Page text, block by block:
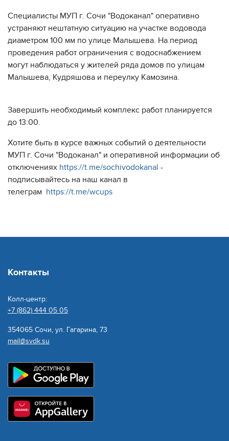
Специалисты МУП г. Сочи "Водоканал" оперативно
устраняют нештатную ситуацию на участке водовода
диаметром 100 мм по улице Малышева. На период
проведения работ ограничения с водоснабжением
могут наблюдаться у жителей ряда домов по улицам
Малышева, Кудряшова и переулку Камозина.
Завершить необходимый комплекс работ планируется
до 13:00.
Хотите быть в курсе важных событий о деятельности
МУП г. Сочи "Водоканал" и оперативной информации об
отключениях https://t.me/sochivodokanal -
подписывайтесь на наш канал в
телеграм https://t.me/wcups
Контакты
Колл-центр:
+7 (862) 444 05 05
354065 Сочи, ул. Гагарина, 73
mail@svdk.su